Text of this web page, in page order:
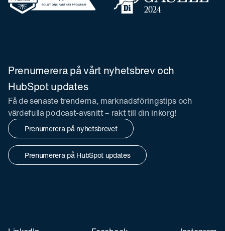
Prenumerera på vårt nyhetsbrev och
HubSpot updates
Få de senaste trenderna, marknadsföringstips och
värdefulla podcast-avsnitt – rakt till din inkorg!
Prenumerera på nyhetsbrevet
Prenumerera på HubSpot updates